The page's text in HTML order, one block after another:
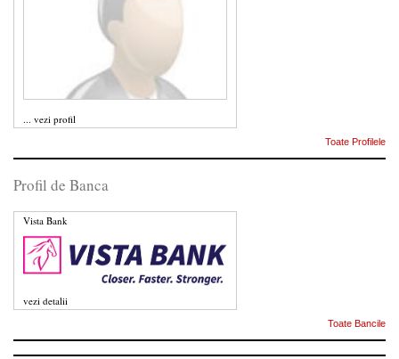
... vezi profil
Toate Profilele
Profil de Banca
Vista Bank
vezi detalii
Toate Bancile